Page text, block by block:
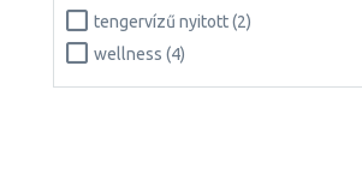
tengervízű nyitott (2)
wellness (4)